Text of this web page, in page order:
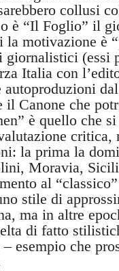
collusi
è “Il Foglio” il
la motivazione è
giornalistici (essi
Italia con
autoproduzioni
il Canone che
è quello che
critica,
la prima la
Moravia,
al
stile di
ma in altre
di fatto
esempio che